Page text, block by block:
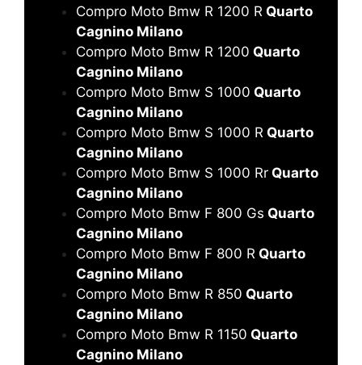
Compro Moto Bmw R 1200 R Quarto
Cagnino Milano
Compro Moto Bmw R 1200 Quarto
Cagnino Milano
Compro Moto Bmw S 1000 Quarto
Cagnino Milano
Compro Moto Bmw S 1000 R Quarto
Cagnino Milano
Compro Moto Bmw S 1000 Rr Quarto
Cagnino Milano
Compro Moto Bmw F 800 Gs Quarto
Cagnino Milano
Compro Moto Bmw F 800 R Quarto
Cagnino Milano
Compro Moto Bmw R 850 Quarto
Cagnino Milano
Compro Moto Bmw R 1150 Quarto
Cagnino Milano